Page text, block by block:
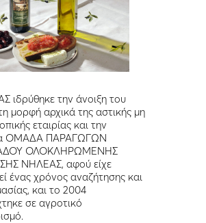
ιδρύθηκε την άνοιξη του
μορφή αρχικά της αστικής μη
εταιρίας και την
ΟΜΑΔΑ ΠΑΡΑΓΩΓΩΝ
ΟΛΟΚΛΗΡΩΜΕΝΗΣ
ΝΗΛΕΑΣ, αφού είχε
ένας χρόνος αναζήτησης και
και το 2004
σε αγροτικό